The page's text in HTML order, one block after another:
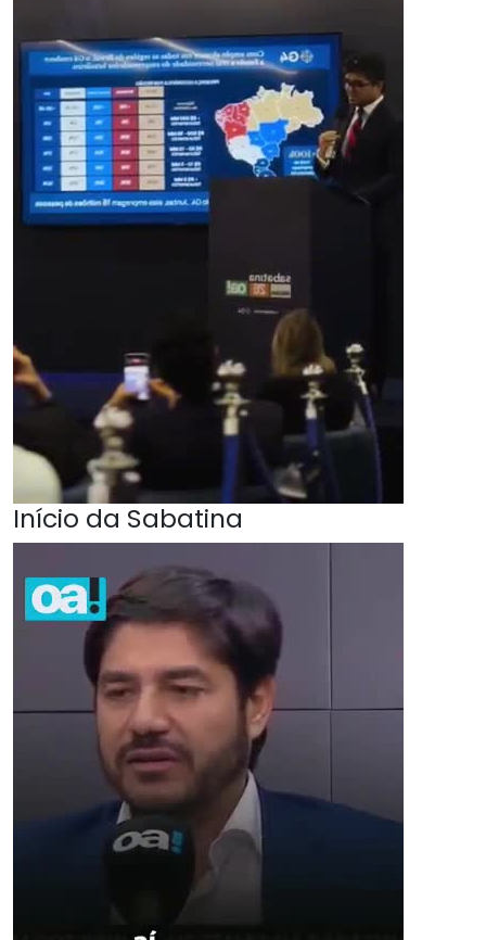
Início da Sabatina